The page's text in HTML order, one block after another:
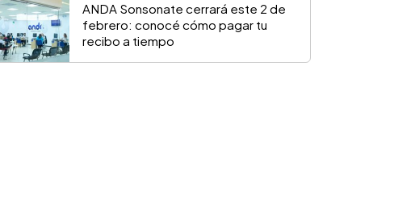
ANDA Sonsonate cerrará este 2 de
febrero: conocé cómo pagar tu
recibo a tiempo